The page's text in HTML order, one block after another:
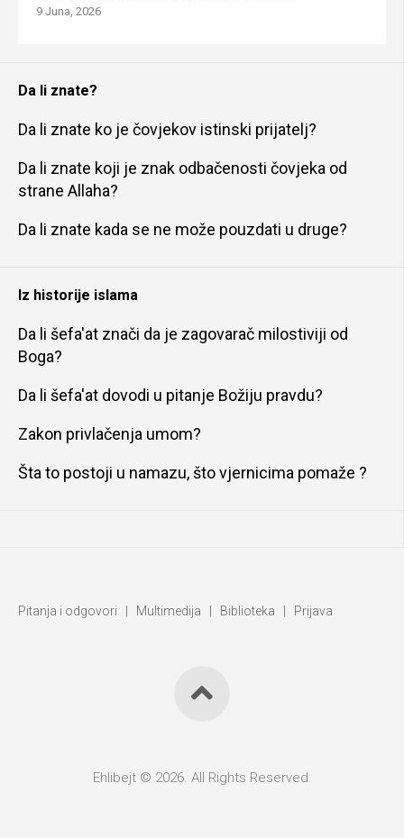
9 Juna, 2026
Da li znate?
Da li znate ko je čovjekov istinski prijatelj?
Da li znate koji je znak odbačenosti čovjeka od
strane Allaha?
Da li znate kada se ne može pouzdati u druge?
Iz historije islama
Da li šefa'at znači da je zagovarač milostiviji od
Boga?
Da li šefa'at dovodi u pitanje Božiju pravdu?
Zakon privlačenja umom?
Šta to postoji u namazu, što vjernicima pomaže ?
Pitanja i odgovori Multimedija Biblioteka Prijava
Ehlibejt © 2026. All Rights Reserved.